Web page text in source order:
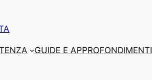
GUIDE E APPROFONDIMENTI